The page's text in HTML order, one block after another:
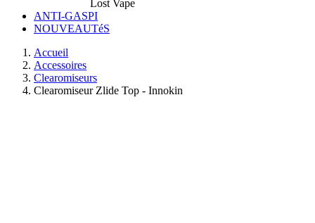
Lost Vape
ANTI-GASPI
NOUVEAUTéS
Accueil
Accessoires
Clearomiseurs
Clearomiseur Zlide Top - Innokin